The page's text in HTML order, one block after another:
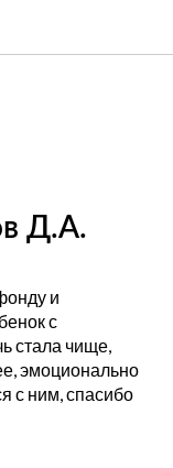
Д.А.
и
с
стала чище,
эмоционально
с ним, спасибо